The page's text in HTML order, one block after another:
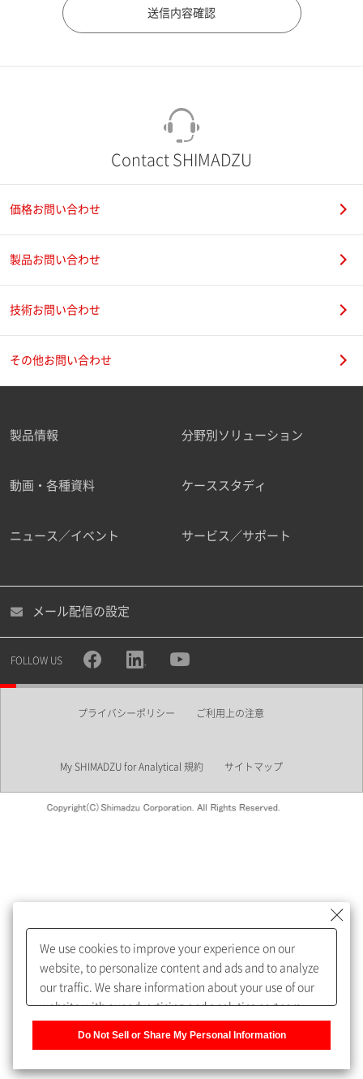
ご勤務先
職種
所属部署
めします。
My SHIMADZU for Analyticalへ登録いただくと、技術情報や
取扱説明書・Webinarなどの閲覧ができます。
うになります。
Contact SHIMADZU
価格お問い合わせ
製品お問い合わせ
技術お問い合わせ
その他お問い合わせ
製品情報 分野別ソリューション
動画・各種資料 ケーススタディ
ニュース／イベント サービス／サポート
メール配信の設定
FOLLOW US
プライバシーポリシー ご利用上の注意
My SHIMADZU for Analytical 規約 サイトマップ
We use cookies to improve your experience on our
website, to personalize content and ads and to analyze
our traffic. We share information about your use of our
website with our advertising and analytics partners,
Do Not Sell or Share My Personal Information